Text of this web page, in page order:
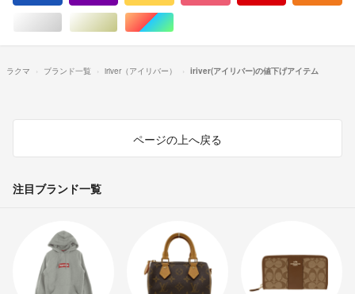
シルバー/銀色系ゴールド/金色系マルチカラー
ラクマ ブランド一覧 iriver（アイリバー） iriver(アイリバー)の値下げアイテム
ページの上へ戻る
注目ブランド一覧